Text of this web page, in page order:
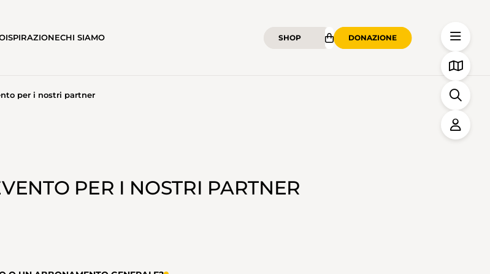
ISPIRAZIONECHI SIAMO SHOP DONAZIONE
per i nostri partner
PER I NOSTRI PARTNER